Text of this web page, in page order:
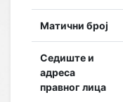
Матични број
Седиште и
адреса
правног лица